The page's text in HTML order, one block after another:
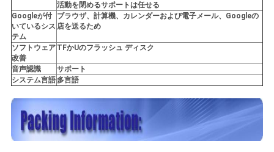
活動を閉めるサポートは任せる
Googleが付
いているシス
テム
ブラウザ、計算機、カレンダーおよび電子メール、Googleの
店を送るため
ソフトウェア
改善
TFかUのフラッシュ ディスク
音声認識
サポート
システム言語 多言語